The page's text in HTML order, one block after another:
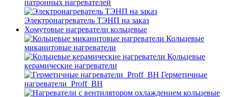
патронных нагревателей
Электронагреватель ТЭНП на заказ
Хомутовые нагреватели кольцевые
Кольцевые
миканитовые нагреватели
Кольцевые
керамические нагреватели
Герметичные
нагреватели_Proff_BH